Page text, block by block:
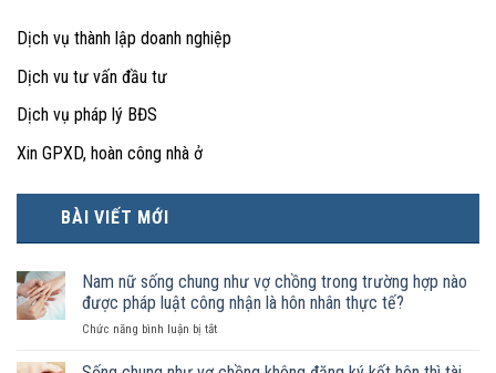
Dịch vụ thành lập doanh nghiệp
Dịch vu tư vấn đầu tư
Dịch vụ pháp lý BĐS
Xin GPXD, hoàn công nhà ở
BÀI VIẾT MỚI
Nam nữ sống chung như vợ chồng trong trường hợp nào
được pháp luật công nhận là hôn nhân thực tế?
Chức năng bình luận bị tắtở
nữ